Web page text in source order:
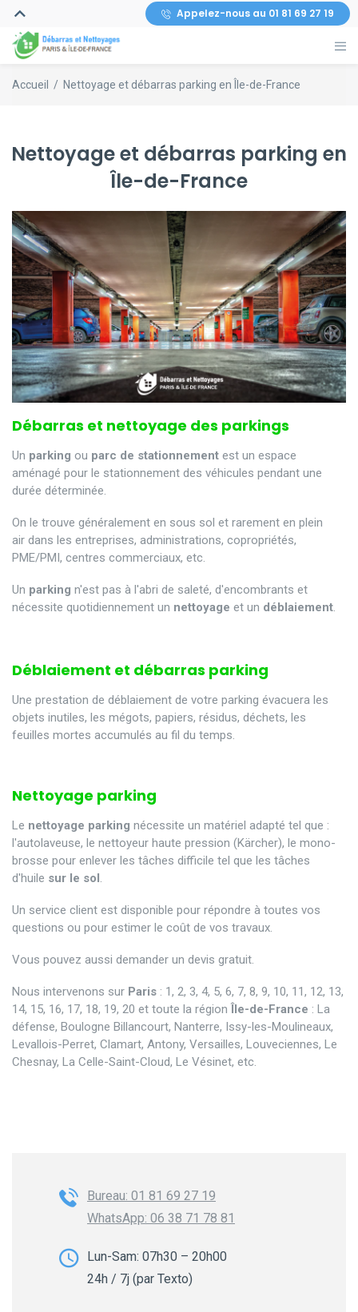
Appelez-nous au 01 81 69 27 19
Accueil / Nettoyage et débarras parking en Île-de-France
Nettoyage et débarras parking en
Île-de-France
Débarras et nettoyage des parkings
Un parking ou parc de stationnement est un espace
aménagé pour le stationnement des véhicules pendant une
durée déterminée.
On le trouve généralement en sous sol et rarement en plein
air dans les entreprises, administrations, copropriétés,
PME/PMI, centres commerciaux, etc.
Un parking n'est pas à l'abri de saleté, d'encombrants et
nécessite quotidiennement un nettoyage et un déblaiement
Déblaiement et débarras parking
Une prestation de déblaiement de votre parking évacuera les
objets inutiles, les mégots, papiers, résidus, déchets, les
feuilles mortes accumulés au fil du temps.
Nettoyage parking
Le nettoyage parking nécessite un matériel adapté tel que :
l'autolaveuse, le nettoyeur haute pression (Kärcher), le mono-
brosse pour enlever les tâches difficile tel que les tâches
d'huile sur le sol.
Un service client est disponible pour répondre à toutes vos
questions ou pour estimer le coût de vos travaux.
Vous pouvez aussi demander un devis gratuit.
Nous intervenons sur Paris : 1, 2, 3, 4, 5, 6, 7, 8, 9, 10, 11, 12, 13,
14, 15, 16, 17, 18, 19, 20 et toute la régionÎle-de-France : La
défense, Boulogne Billancourt, Nanterre, Issy-les-Moulineaux,
Levallois-Perret, Clamart, Antony, Versailles, Louveciennes, Le
Chesnay, La Celle-Saint-Cloud, Le Vésinet, etc.
Bureau: 01 81 69 27 19
WhatsApp: 06 38 71 78 81
Lun-Sam: 07h30 – 20h00
24h / 7j (par Texto)